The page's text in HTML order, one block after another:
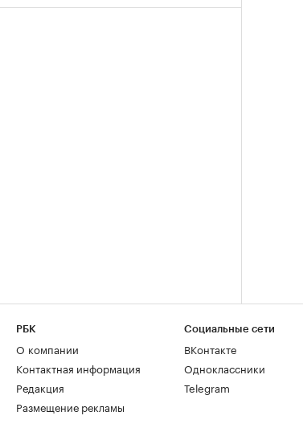
РБК
О компании
Контактная информация
Редакция
Размещение рекламы
Социальные сети
ВКонтакте
Одноклассники
Telegram